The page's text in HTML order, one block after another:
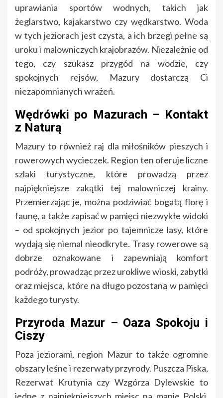
uprawiania sportów wodnych, takich jak
żeglarstwo, kajakarstwo czy wędkarstwo. Woda
w tych jeziorach jest czysta, a ich brzegi pełne są
uroku i malowniczych krajobrazów. Niezależnie od
tego, czy szukasz przygód na wodzie, czy
spokojnych rejsów, Mazury dostarczą Ci
niezapomnianych wrażeń.
Wędrówki po Mazurach – Kontakt
z Naturą
Mazury to również raj dla miłośników pieszych i
rowerowych wycieczek. Region ten oferuje liczne
szlaki turystyczne, które prowadzą przez
najpiękniejsze zakątki tej malowniczej krainy.
Przemierzając je, można podziwiać bogatą florę i
faunę, a także zapisać w pamięci niezwykłe widoki
– od spokojnych jezior po tajemnicze lasy, które
wydają się niemal nieodkryte. Trasy rowerowe są
dobrze oznakowane i zapewniają komfort
podróży, prowadząc przez urokliwe wioski, zabytki
oraz miejsca, które na długo pozostaną w pamięci
każdego turysty.
Przyroda Mazur – Oaza Spokoju i
Ciszy
Poza jeziorami, region Mazur to także ogromne
obszary leśne i rezerwaty przyrody. Puszcza Piska,
Rezerwat Krutynia czy Wzgórza Dylewskie to